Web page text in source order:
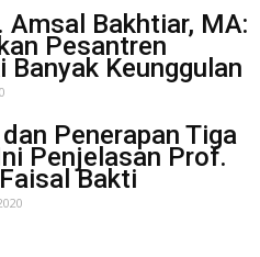
Amsal Bakhtiar, MA:
Pesantren
Banyak Keunggulan
Penerapan Tiga
Penjelasan Prof.
Bakti